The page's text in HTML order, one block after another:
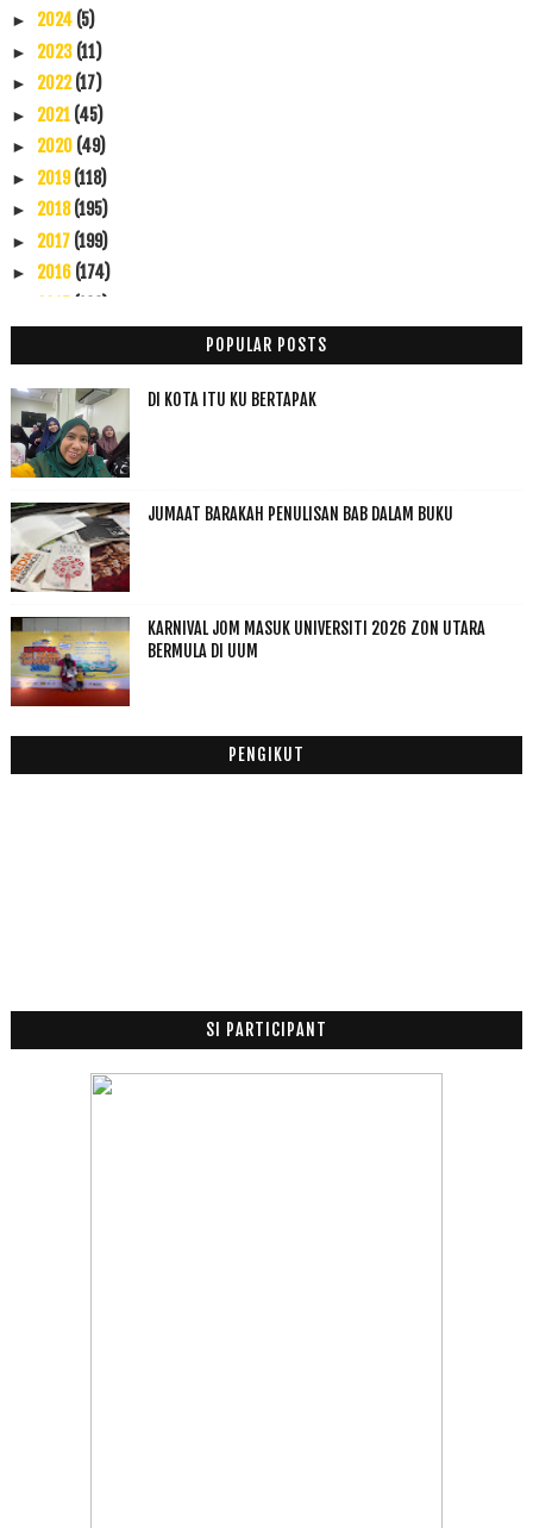
► 2024 (5)
► 2023 (11)
► 2022(17)
► 2021 (45)
► 2020 (49)
► 2019(118)
► 2018(195)
► 2017 (199)
► 2016 (174)
►Disember(60)
►November(49)
►Oktober(14)
►September
►Ogos(6)
►Jun(12)
▼ Mei(12)
Iman Versus Technology original Produk Akhir Ku
Dah Pandai Lap 360 Darjah
Dateline
Aurat Wanita dan Keberkatan Mencari Rezeki
Jom Pekena Wonda Coffee Dulu
(47)
POPULAR POSTS
DI KOTA ITU KU BERTAPAK
JUMAAT BARAKAH PENULISAN BAB DALAM BUKU
KARNIVAL JOM MASUK UNIVERSITI 2026 ZON UTARA
BERMULA DI UUM
PENGIKUT
SI PARTICIPANT